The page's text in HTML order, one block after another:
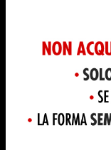
BALZANA(2)
(1)